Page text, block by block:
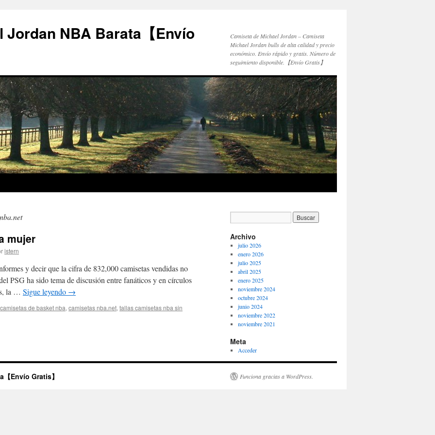
Jordan NBA Barata【Envío
Camiseta de Michael Jordan – Camiseta
Michael Jordan bulls de alta calidad y precio
económico. Envío rápido y gratis. Número de
seguimiento disponible.【Envío Gratis】
mujer
istern
y decir que la cifra de 832,000 camisetas vendidas no
PSG ha sido tema de discusión entre fanáticos y en círculos
la … Sigue leyendo →
camisetas de basket nba, camisetas nba.net, tallas camisetas nba sin
Archivo
julio 2026
enero 2026
julio 2025
abril 2025
enero 2025
noviembre 2024
octubre 2024
junio 2024
noviembre 2022
noviembre 2021
Meta
Acceder
Envío Gratis】 Funciona gracias a WordPress.